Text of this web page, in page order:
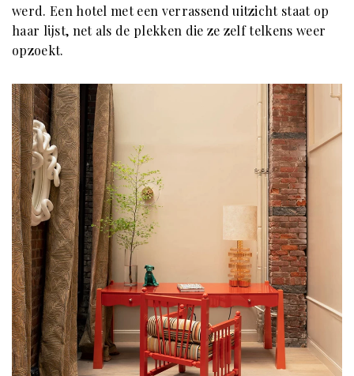
werd. Een hotel met een verrassend uitzicht staat op
haar lijst, net als de plekken die ze zelf telkens weer
opzoekt.